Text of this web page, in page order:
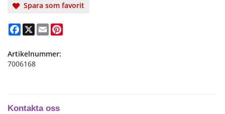
Spara som favorit
Facebook
X Email
Artikelnummer:
7006168
Kontakta oss